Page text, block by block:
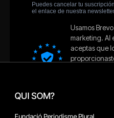
QUI SOM?